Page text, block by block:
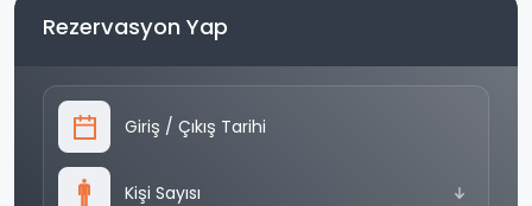
Rezervasyon Yap
Giriş / Çıkış Tarihi
Kişi Sayısı